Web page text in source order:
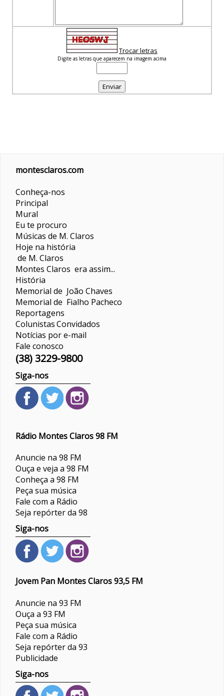
Trocar letras
Digite as letras que aparecem na imagem acima
montesclaros.com
Conheça-nos
Principal
Mural
Eu te procuro
Músicas de M. Claros
Hoje na história
de M. Claros
Montes Claros era assim...
História
Memorial de João Chaves
Memorial de Fialho Pacheco
Reportagens
ColunistasConvidados
Notícias por e-mail
Fale conosco
(38) 3229-9800
Siga-nos
Rádio Montes Claros 98 FM
Anuncie na 98 FM
Ouça e veja a 98 FM
Conheça a 98 FM
Peça sua música
Fale com a Rádio
Seja repórter da 98
Siga-nos
Jovem Pan Montes Claros 93,5 FM
Anuncie na 93 FM
Ouça a 93 FM
Peça sua música
Fale com a Rádio
Seja repórter da 93
Publicidade
Siga-nos